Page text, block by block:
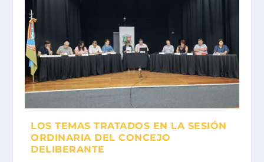
LOS TEMAS TRATADOS EN LA SESIÓN
ORDINARIA DEL CONCEJO
DELIBERANTE